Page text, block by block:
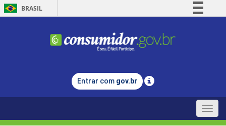
BRASIL
Comunica BR
Legislação
Entrar com gov.br
Toggle